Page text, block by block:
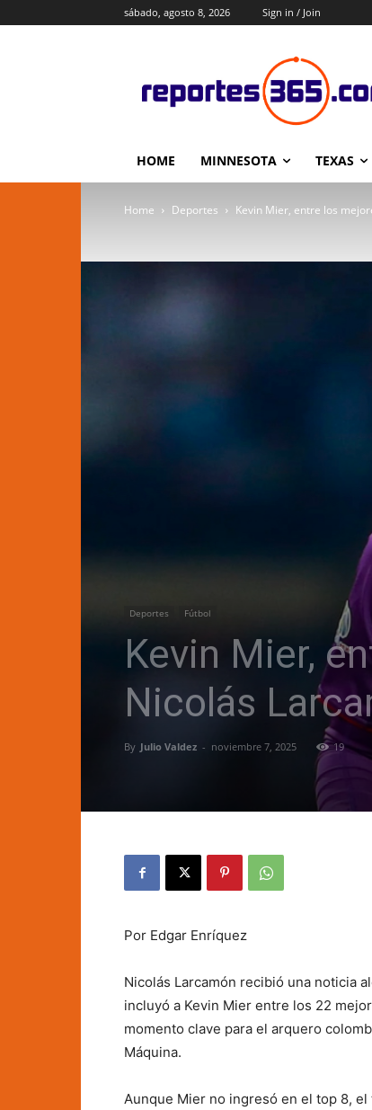
sábado, agosto 8, 2026 Sign in / Join
HOME MINNESOTA TEXAS
Home Deportes Kevin Mier, entre los
Deportes Fútbol
Kevin Mier,
Nicolás
By Julio Valdez - noviembre 7, 2025 19
Por Edgar Enríquez
Nicolás Larcamón recibió una noticia
incluyó a Kevin Mier entre los 22
momento clave para el arquero
Máquina.
Aunque Mier no ingresó en el top 8,